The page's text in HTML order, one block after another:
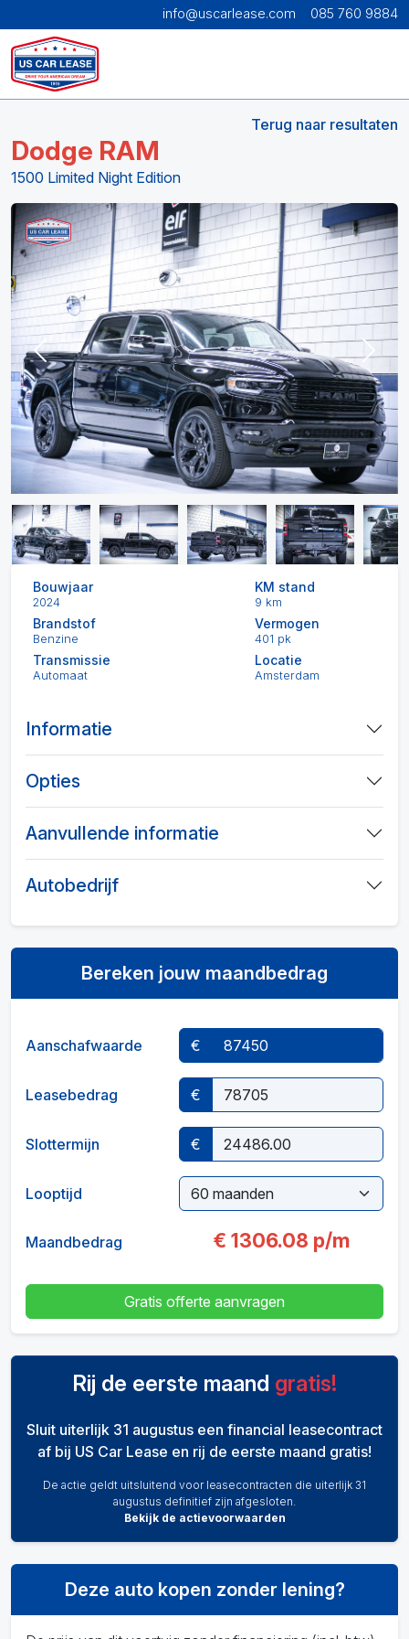
info@uscarlease.com 085 760 9884
Terug naar resultaten
Dodge RAM
1500 Limited Night Edition
Previous Next
Bouwjaar
2024
KM stand
9 km
Brandstof
Benzine
Vermogen
401 pk
Transmissie
Automaat
Locatie
Amsterdam
Informatie
Opties
Aanvullende informatie
Autobedrijf
Bereken jouw maandbedrag
Aanschafwaarde €
Leasebedrag €
Slottermijn €
Looptijd
Maandbedrag € 1306.08 p/m
Gratis offerte aanvragen
Rij de eerste maand gratis!
Sluit uiterlijk 31 augustus een financial leasecontract
af bij US Car Lease en rij de eerste maand gratis!
De actie geldt uitsluitend voor leasecontracten die uiterlijk 31
augustus definitief zijn afgesloten.
Bekijk de actievoorwaarden
Deze auto kopen zonder lening?